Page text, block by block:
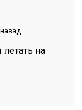
на